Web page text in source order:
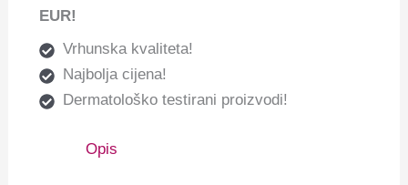
EUR!
Vrhunska kvaliteta!
Najbolja cijena!
Dermatološko testirani proizvodi!
Opis